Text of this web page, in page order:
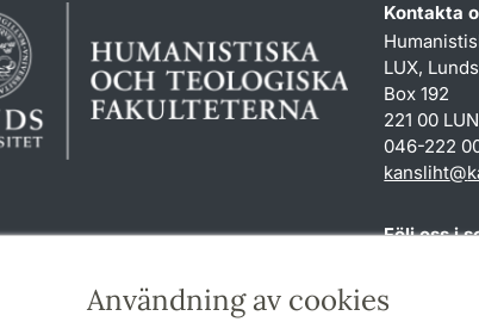
Användning av cookies
Kontakta
LUX,
Box 192
221 00
046-222
kansliht@
Följ oss i